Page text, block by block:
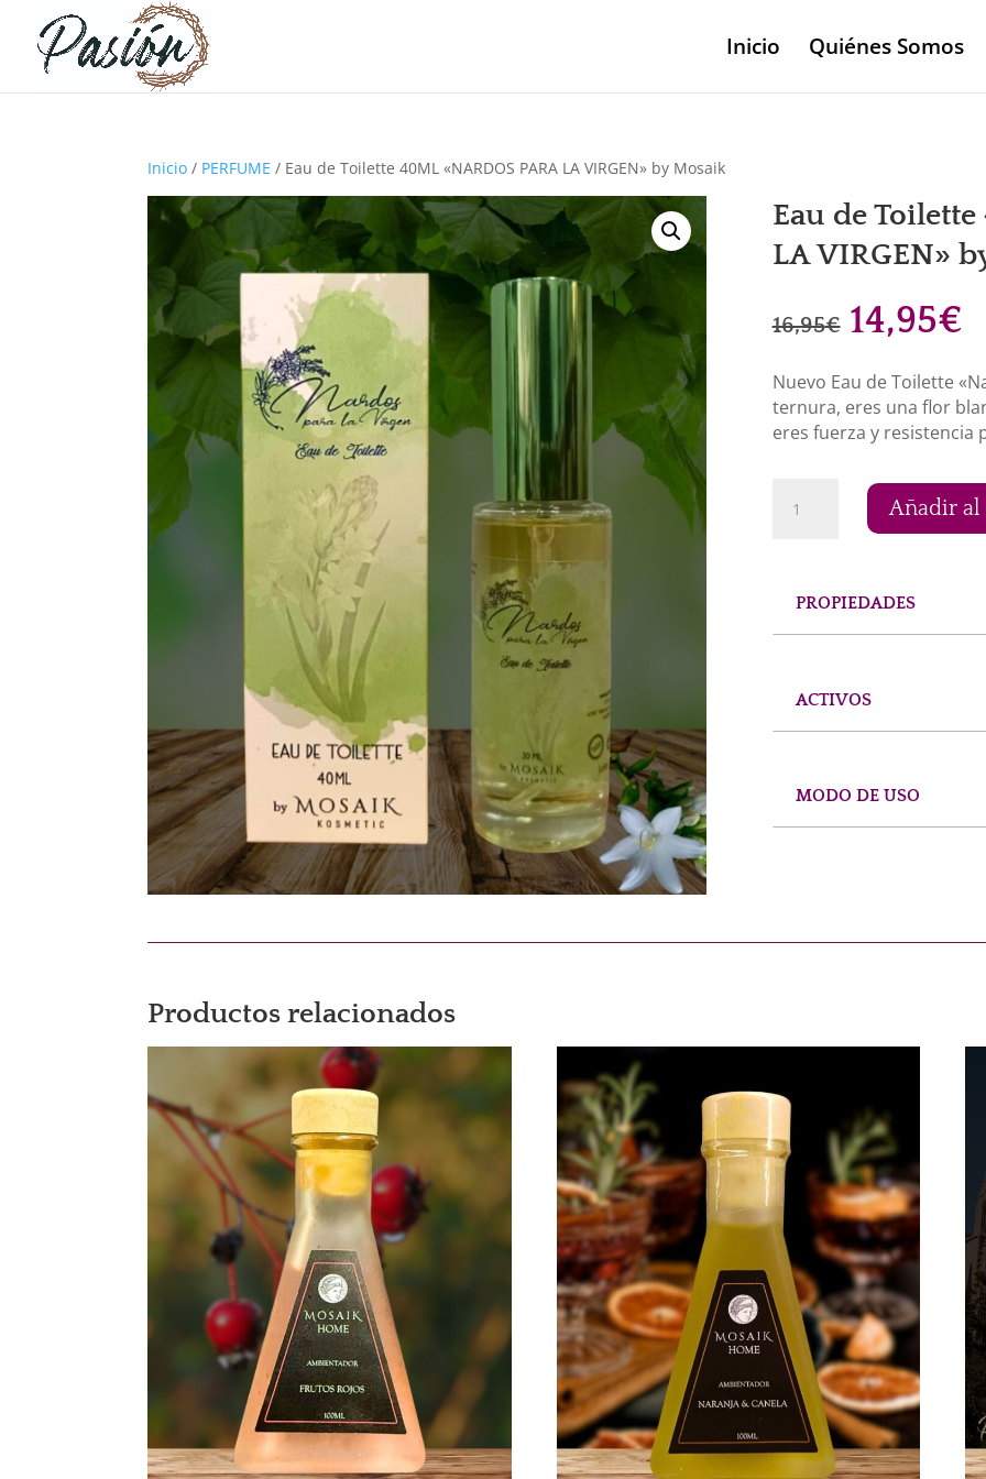
Inicio Quiénes Somos
Inicio / PERFUME / Eau de Toilette 40ML «NARDOS PARA LA VIRGEN» by Mosaik
Eau de
LA VIRGEN»
16,95€ El
precio
original
era:
16,95€.
14,95€
Nuevo Eau de Toilette
ternura, eres una flor
eres fuerza y resistencia
LA
Añadir al
PROPIEDADES
ACTIVOS
MODO DE USO
Productos relacionados